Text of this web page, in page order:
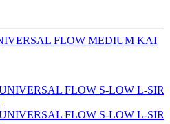
FLOW MEDIUM ΚΑΙ